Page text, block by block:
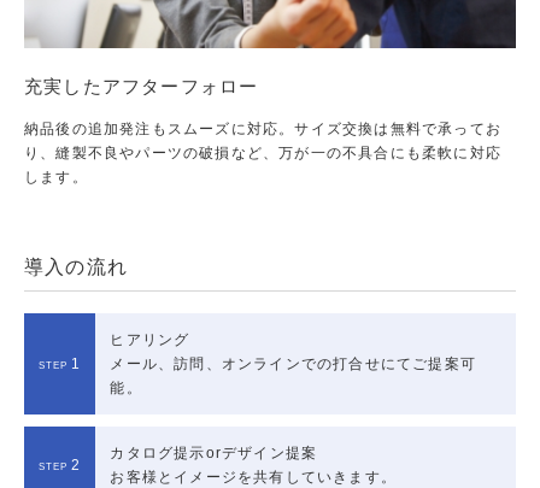
充実したアフターフォロー
納品後の追加発注もスムーズに対応。サイズ交換は無料で承ってお
り、縫製不良やパーツの破損など、万が一の不具合にも柔軟に対応
します。
導入の流れ
1
ヒアリング
メール、訪問、オンラインでの打合せにてご提案可
能。
2
カタログ提示orデザイン提案
お客様とイメージを共有していきます。